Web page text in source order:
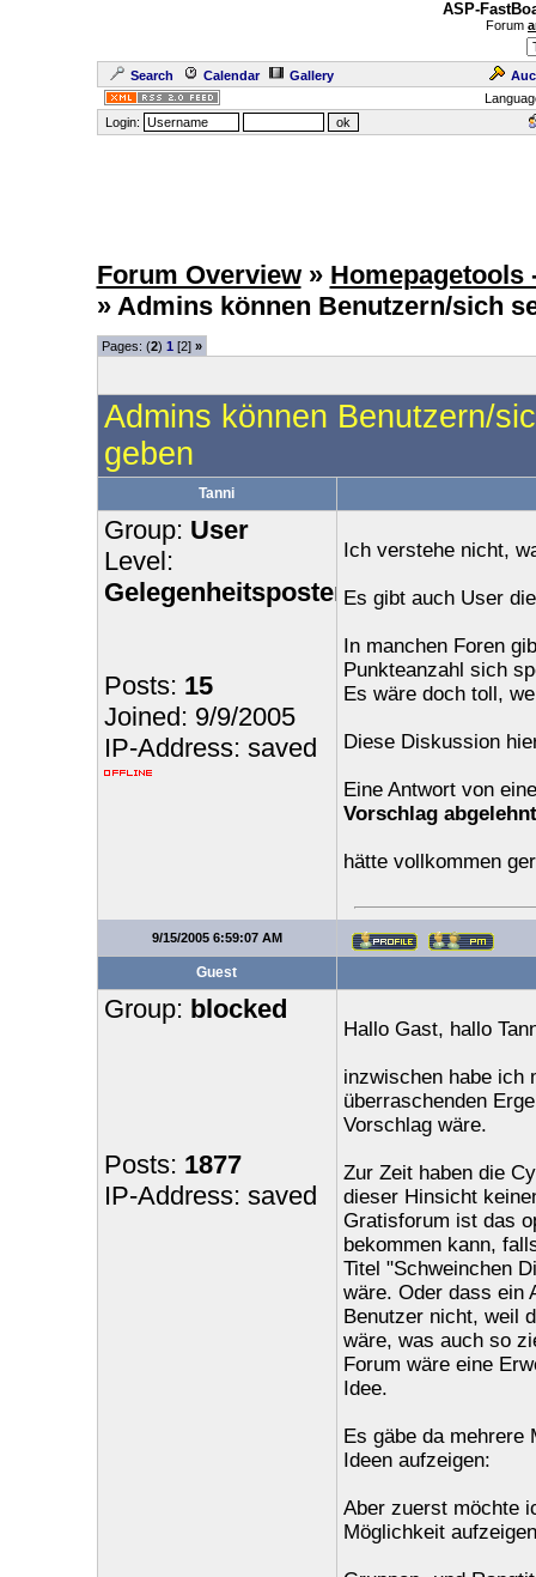
ASP-
Forum
Search Calendar Gallery
Login:
Forum Overview » Homepagetools
» Admins können Benutzern/sich
Pages: (2) 1 [2] »
Admins können Benutzern/
geben
Tanni
Group: User
Level:
Gelegenheitsposter
Posts: 15
Joined: 9/9/2005
IP-Address: saved
Ich verstehe nicht,
Es gibt auch User
In manchen Foren
Punkteanzahl sich
Es wäre doch toll,
Diese Diskussion
Eine Antwort von
Vorschlag abgelehnt
hätte vollkommen
9/15/2005 6:59:07 AM
Guest
Group: blocked
Posts: 1877
IP-Address: saved
Hallo Gast, hallo
inzwischen habe ich
überraschenden
Vorschlag wäre.
Zur Zeit haben die
dieser Hinsicht
Gratisforum ist das
bekommen kann,
Titel "Schweinchen
wäre. Oder dass ein
Benutzer nicht, weil
wäre, was auch so
Forum wäre eine
Idee.
Es gäbe da mehrere
Ideen aufzeigen:
Aber zuerst möchte
Möglichkeit